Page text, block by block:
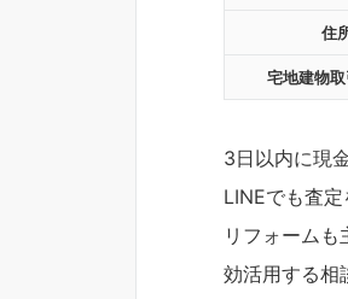
住
宅地建物
3日以内に現
LINEでも査
リフォーム
効活用する相